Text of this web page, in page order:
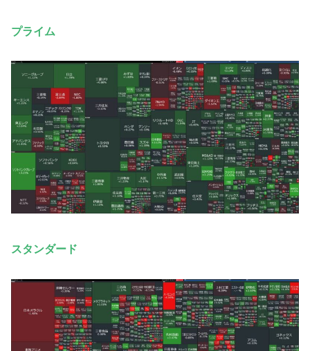
プライム
スタンダード